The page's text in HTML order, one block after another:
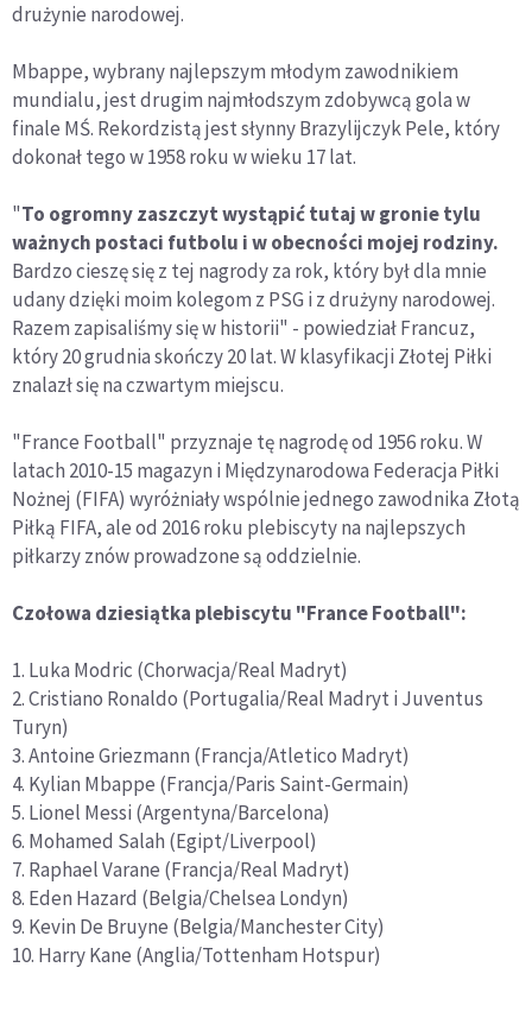
drużynie narodowej.
Mbappe, wybrany najlepszym młodym zawodnikiem
mundialu, jest drugim najmłodszym zdobywcą gola w
finale MŚ. Rekordzistą jest słynny Brazylijczyk Pele, który
dokonał tego w 1958 roku w wieku 17 lat.
"To ogromny zaszczyt wystąpić tutaj w gronie tylu
ważnych postaci futbolu i w obecności mojej rodziny.
Bardzo cieszę się z tej nagrody za rok, który był dla mnie
udany dzięki moim kolegom z PSG i z drużyny narodowej.
Razem zapisaliśmy się w historii" - powiedział Francuz,
który 20 grudnia skończy 20 lat. W klasyfikacji Złotej Piłki
znalazł się na czwartym miejscu.
"France Football" przyznaje tę nagrodę od 1956 roku. W
latach 2010-15 magazyn i Międzynarodowa Federacja Piłki
Nożnej (FIFA) wyróżniały wspólnie jednego zawodnika Złotą
Piłką FIFA, ale od 2016 roku plebiscyty na najlepszych
piłkarzy znów prowadzone są oddzielnie.
Czołowa dziesiątka plebiscytu "France Football":
1. Luka Modric (Chorwacja/Real Madryt)
2. Cristiano Ronaldo (Portugalia/Real Madryt i Juventus
Turyn)
3. Antoine Griezmann (Francja/Atletico Madryt)
4. Kylian Mbappe (Francja/Paris Saint-Germain)
5. Lionel Messi (Argentyna/Barcelona)
6. Mohamed Salah (Egipt/Liverpool)
7. Raphael Varane (Francja/Real Madryt)
8. Eden Hazard (Belgia/Chelsea Londyn)
9. Kevin De Bruyne (Belgia/Manchester City)
10. Harry Kane (Anglia/Tottenham Hotspur)